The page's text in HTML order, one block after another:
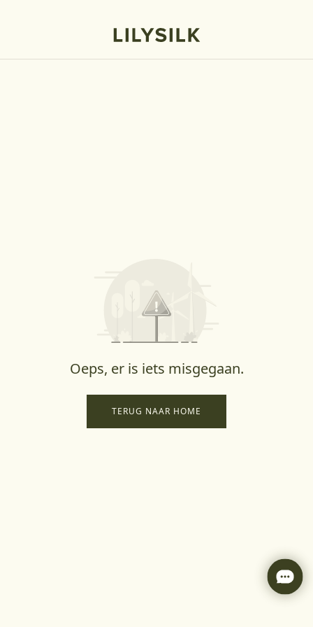
Oeps, er is iets misgegaan.
TERUG NAAR HOME